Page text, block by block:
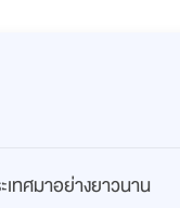
ทศมาอย่างยาวนาน